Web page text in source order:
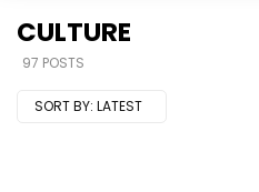
CULTURE
97 POSTS
SORT BY: LATEST